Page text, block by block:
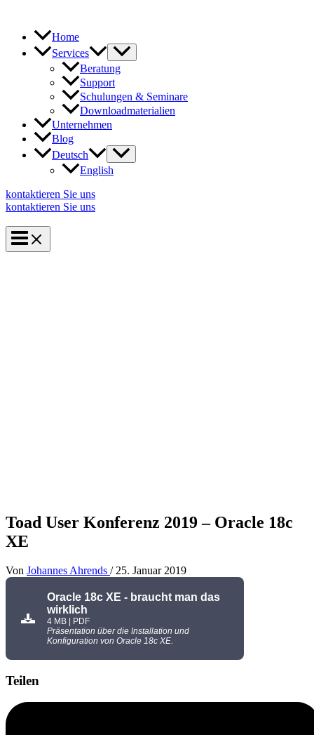
springen
Home
Services
Beratung
Support
Schulungen & Seminare
Downloadmaterialien
Unternehmen
Blog
Deutsch
English
kontaktieren Sie uns
kontaktieren Sie uns
Toad User Konferenz 2019 – Oracle 18c
XE
Von Johannes Ahrends /25. Januar 2019
Oracle 18c XE - braucht man das
wirklich
4 MB | PDF
Präsentation über die Installation und
Konfiguration von Oracle 18c XE.
Teilen